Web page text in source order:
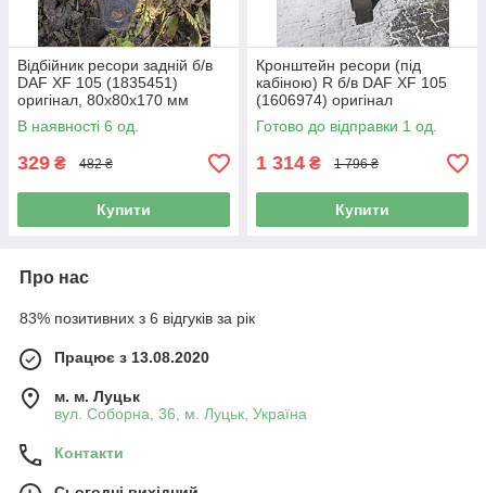
Відбійник ресори задній б/в
DAF XF 105 (1835451)
оригінал, 80х80х170 мм
В наявності 6 од.
329 ₴ 482 ₴
Купити
Кронштейн ресори (під
кабіною) R б/в DAF XF 105
(1606974) оригінал
Готово до відправки 1 од.
1 314 ₴ 1 796 ₴
Купити
Про нас
83% позитивних з 6 відгуків за рік
Працює з 13.08.2020
м. м. Луцьк
вул. Соборна, 36, м. Луцьк, Україна
Контакти